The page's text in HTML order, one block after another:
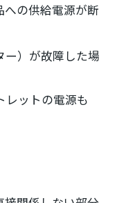
への供給電源が断
ー）が故障した場
ットの電源も